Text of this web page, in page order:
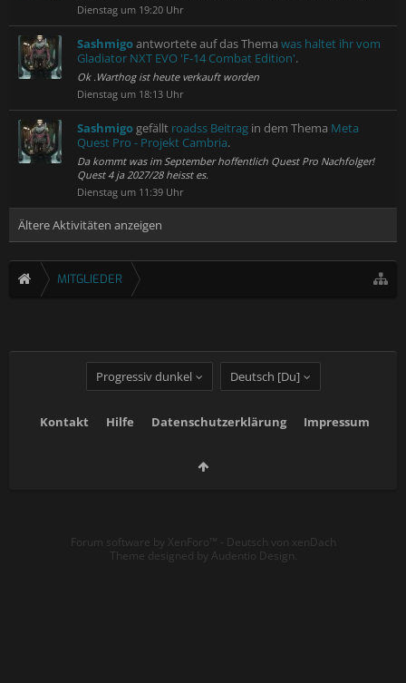
Dienstag um 19:20 Uhr
Sashmigoantwortete auf das Thema was haltet ihr vom
Gladiator NXT EVO 'F-14 Combat Edition'.
Ok .Warthog ist heute verkauft worden
Dienstag um 18:13 Uhr
Sashmigogefällt roadss Beitrag in dem Thema Meta
Quest Pro - Projekt Cambria.
Da kommt was im September hoffentlich Quest Pro Nachfolger!
Quest 4 ja 2027/28 heisst es.
Dienstag um 11:39 Uhr
Ältere Aktivitäten anzeigen
MITGLIEDER
Progressiv dunkel Deutsch [Du]
Kontakt Hilfe Datenschutzerklärung Impressum
Forum software by XenForo™ - Deutsch von xenDach
Theme designed by Audentio Design.